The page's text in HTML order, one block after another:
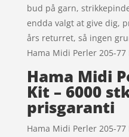
bud på garn,
endda valgt at give dig,
års returret, så ingen
Hama Midi Perler 205-77
Hama Midi
Kit – 6000
prisgaranti
Hama Midi Perler 205-